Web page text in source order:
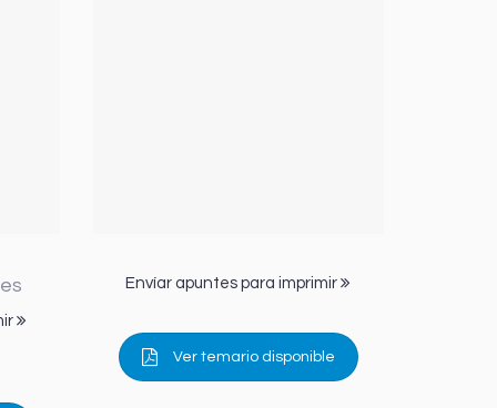
Envíar apuntes para imprimir
Ver temario disponible